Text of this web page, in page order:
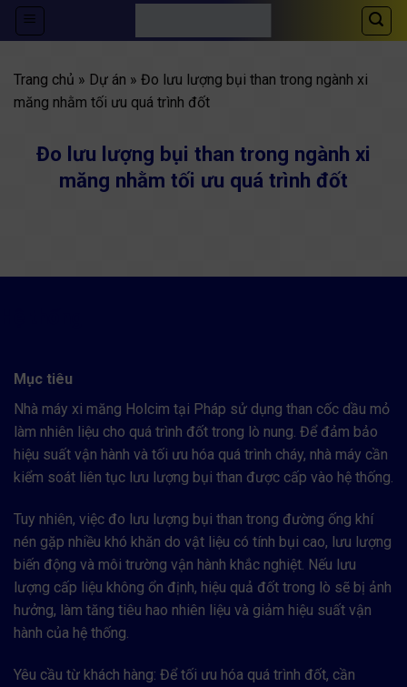
Skip
Trang chủ » Dự án » Đo lưu lượng bụi than trong ngành xi
măng nhằm tối ưu quá trình đốt
Đo lưu lượng bụi than trong ngành xi
măng nhằm tối ưu quá trình đốt
Mục tiêu
Nhà máy xi măng Holcim tại Pháp sử dụng than cốc dầu mỏ
làm nhiên liệu cho quá trình đốt trong lò nung. Để đảm bảo
hiệu suất vận hành và tối ưu hóa quá trình cháy, nhà máy cần
kiểm soát liên tục lưu lượng bụi than được cấp vào hệ thống.
Tuy nhiên, việc đo lưu lượng bụi than trong đường ống khí
nén gặp nhiều khó khăn do vật liệu có tính bụi cao, lưu lượng
biến động và môi trường vận hành khắc nghiệt. Nếu lưu
lượng cấp liệu không ổn định, hiệu quả đốt trong lò sẽ bị ảnh
hưởng, làm tăng tiêu hao nhiên liệu và giảm hiệu suất vận
hành của hệ thống.
Yêu cầu từ khách hàng: Để tối ưu hóa quá trình đốt, cần